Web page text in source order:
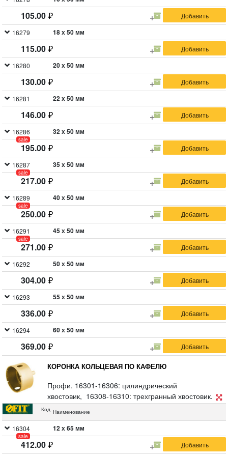
105.00
16279 18 х 50 мм
115.00
16280 20 х 50 мм
130.00
16281 22 х 50 мм
146.00
16286
sale
32 х 50 мм
195.00
16287
sale
35 х 50 мм
217.00
16289
sale
40 х 50 мм
250.00
16291
sale
45 х 50 мм
271.00
16292 50 х 50 мм
304.00
16293 55 х 50 мм
336.00
16294 60 х 50 мм
369.00
КОРОНКА КОЛЬЦЕВАЯ ПО КАФЕЛЮ
Профи. 16301-16306: цилиндрический
хвостовик, 16308-16310: трехгранный хвостовик.
Для вырезания круговых отверстий в керамограните,
камне, кирпиче и стекле. Влажное сверление.
Глубина пропила 35 мм. Материал:
инструментальная сталь, режущая кромка содержит
Код Наименование
16304
sale
12 х 65 мм
412.00